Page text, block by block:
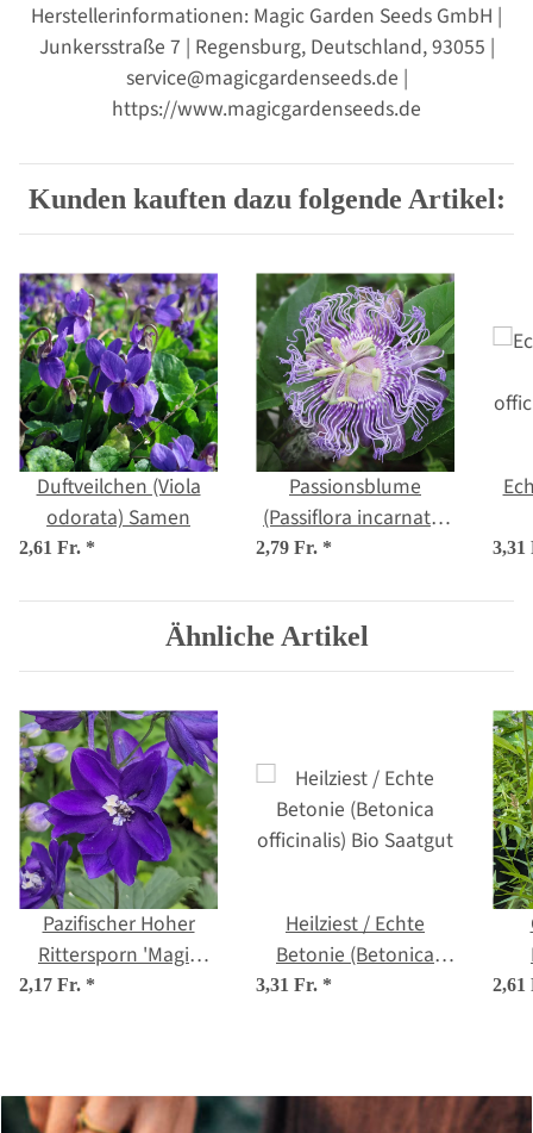
Herstellerinformationen: Magic Garden Seeds GmbH |
Junkersstraße 7 | Regensburg, Deutschland, 93055 |
service@magicgardenseeds.de |
https://www.magicgardenseeds.de
Kunden kauften dazu folgende Artikel:
Duftveilchen (Viola
odorata) Samen
2,61 Fr. *
Passionsblume
(Passiflora incarnata)
Samen
2,79 Fr. *
Ähnliche Artikel
Pazifischer Hoher
Rittersporn 'Magic
Fountains-Dark Blue'
2,17 Fr. *
Heilziest / Echte
Betonie (Betonica
officinalis) Bio Saatgut
3,31 Fr. *